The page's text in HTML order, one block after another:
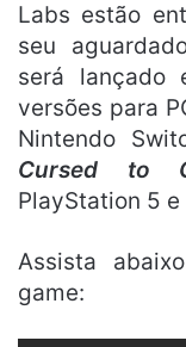
Labs estão
seu
será lançado
versões para
Nintendo
Cursed to
PlayStation 5
Assista
game: